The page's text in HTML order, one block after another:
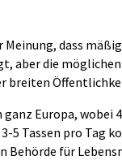
dass
aber die
breiten
Europa, wobei
5 Tassen pro Tag
Behörde für